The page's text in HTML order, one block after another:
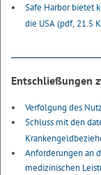
Safe Harbor bietet
die USA(pdf, 21.5
Entschließungen
Verfolgung des
Schluss mit den
Anforderungen an
medizinischen